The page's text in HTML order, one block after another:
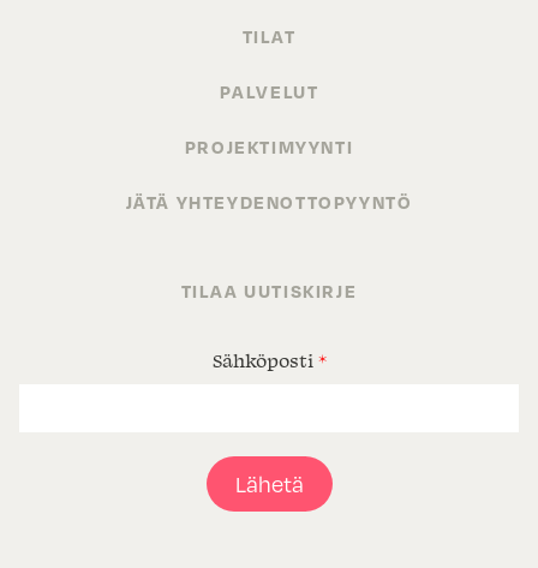
TILAT
PALVELUT
PROJEKTIMYYNTI
JÄTÄ YHTEYDENOTTOPYYNTÖ
TILAA UUTISKIRJE
Sähköposti *
Lähetä